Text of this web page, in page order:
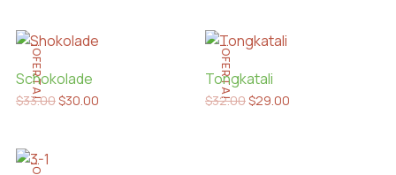
¡OFERTA!
Schokolade
$33.00Original
$30.00Current
¡OFERTA!
Tongkatali
$32.00Original
$29.00